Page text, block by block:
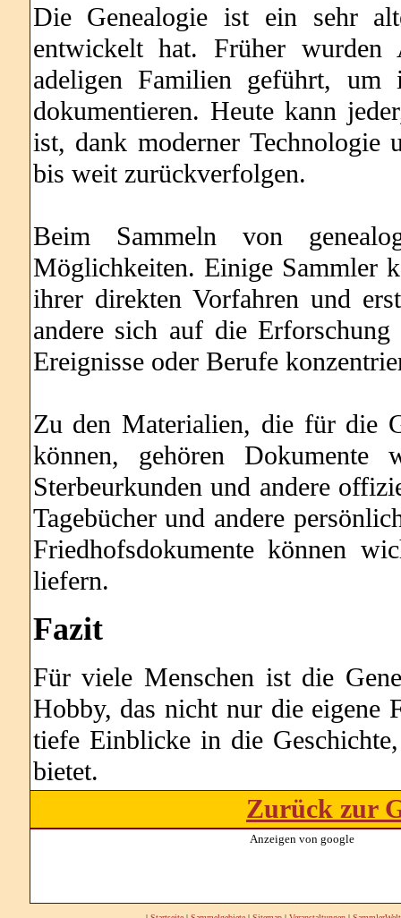
Die Genealogie ist ein sehr
entwickelt hat. Früher wurden
adeligen Familien geführt,
dokumentieren. Heute kann
ist, dank moderner Technologie
bis weit zurückverfolgen.
Beim Sammeln von
Möglichkeiten. Einige Sammler
ihrer direkten Vorfahren und
andere sich auf die
Ereignisse oder Berufe
Zu den Materialien, die für die
können, gehören Dokumente
Sterbeurkunden und andere
Tagebücher und andere
Friedhofsdokumente können
liefern.
Fazit
Für viele Menschen ist die
Hobby, das nicht nur die eigene
tiefe Einblicke in die
bietet.
Zurück zur
Anzeigen von google